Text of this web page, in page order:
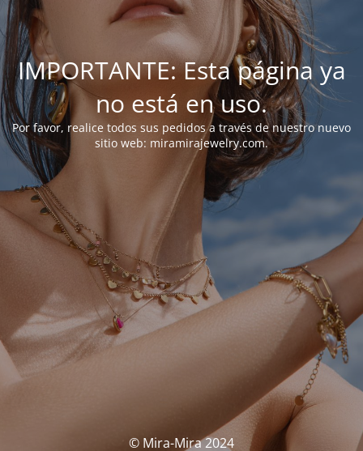
IMPORTANTE: Esta página ya
no está en uso.
Por favor, realice todos sus pedidos a través de nuestro nuevo
sitio web: miramirajewelry.com.
© Mira-Mira 2024